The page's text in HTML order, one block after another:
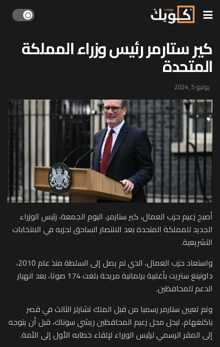
كير ستارمر رئيس وزراء المملكة
المتحدة
يوليو 5, 2024
أصبح زعيم حزب العمال، كير ستارمر، اليوم الجمعة، رئيس الوزراء
الجديد للمملكة المتحدة بعد الانتصار الساحق لحزبه في الانتخابات
التشريعية.
واستعاد حزب العمال، الذي لم يصل إلى السلطة منذ عام 2010،
داونينغ ستريت بأغلبية برلمانية مريحة بلغت 174 صوتا، بعد انهيار
الدعم للمحافظين.
وتم تعيين ستارمر رسميا من قبل الملك تشارلز الثالث في قصر
باكنغهام، ليحل محل زعيم المحافظين ريشي سوناك، قبل أن يتوجه
إلى المقر الرسمي لرئيس الوزراء لإلقاء خطابه الأول إلى الأمة.